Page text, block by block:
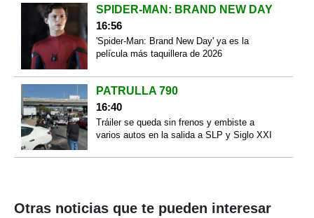
SPIDER-MAN: BRAND NEW DAY
16:56
'Spider-Man: Brand New Day' ya es la
película más taquillera de 2026
PATRULLA 790
16:40
Tráiler se queda sin frenos y embiste a
varios autos en la salida a SLP y Siglo XXI
Otras noticias que te pueden interesar